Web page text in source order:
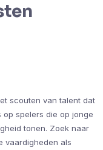
scouten van talent dat
spelers die op jonge
tonen. Zoek naar
vaardigheden als